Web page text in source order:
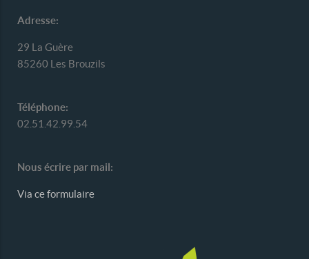
Adresse:
29 La Guère
85260 Les Brouzils
Téléphone:
02.51.42.99.54
Nous écrire par mail:
Via ce formulaire